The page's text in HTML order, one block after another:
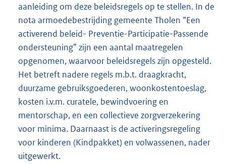
aanleiding om deze beleidsregels op te stellen. In de
nota armoedebestrijding gemeente Tholen “Een
activerend beleid- Preventie-Participatie-Passende
ondersteuning” zijn een aantal maatregelen
opgenomen, waarvoor beleidsregels zijn opgesteld.
Het betreft nadere regels m.b.t. draagkracht,
duurzame gebruiksgoederen, woonkostentoeslag,
kosten i.v.m. curatele, bewindvoering en
mentorschap, en een collectieve zorgverzekering
voor minima. Daarnaast is de activeringsregeling
voor kinderen (Kindpakket) en volwassenen, nader
uitgewerkt.